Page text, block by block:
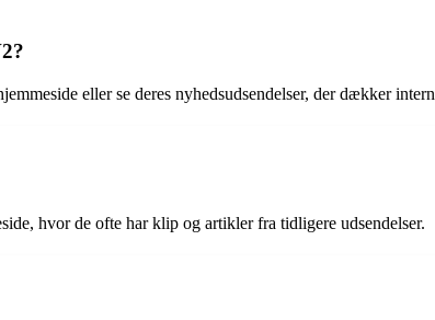
eller se deres nyhedsudsendelser, der dækker
hvor de ofte har klip og artikler fra tidligere udsendelser.